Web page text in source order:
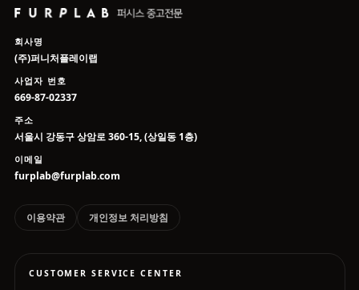
회사명
(주)퍼니처플레이랩
사업자 번호
669-87-02337
주소
서울시 강동구 상암로 360-15, (상일동 1층)
이메일
furplab@furplab.com
이용약관 개인정보 처리방침
CUSTOMER SERVICE CENTER